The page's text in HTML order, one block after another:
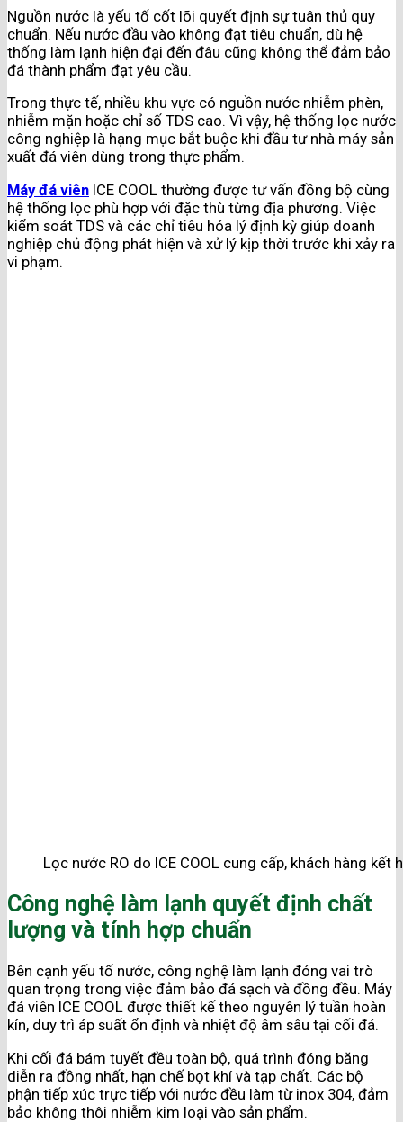
Nguồn nước là yếu tố cốt lõi quyết định sự tuân thủ quy
chuẩn. Nếu nước đầu vào không đạt tiêu chuẩn, dù hệ
thống làm lạnh hiện đại đến đâu cũng không thể đảm bảo
đá thành phẩm đạt yêu cầu.
Trong thực tế, nhiều khu vực có nguồn nước nhiễm phèn,
nhiễm mặn hoặc chỉ số TDS cao. Vì vậy, hệ thống lọc nước
công nghiệp là hạng mục bắt buộc khi đầu tư nhà máy sản
xuất đá viên dùng trong thực phẩm.
Máy đá viên ICE COOL thường được tư vấn đồng bộ cùng
hệ thống lọc phù hợp với đặc thù từng địa phương. Việc
kiểm soát TDS và các chỉ tiêu hóa lý định kỳ giúp doanh
nghiệp chủ động phát hiện và xử lý kịp thời trước khi xảy ra
vi phạm.
Lọc nước RO do ICE COOL cung cấp, khách hàng
Công nghệ làm lạnh quyết định chất
lượng và tính hợp chuẩn
Bên cạnh yếu tố nước, công nghệ làm lạnh đóng vai trò
quan trọng trong việc đảm bảo đá sạch và đồng đều. Máy
đá viên ICE COOL được thiết kế theo nguyên lý tuần hoàn
kín, duy trì áp suất ổn định và nhiệt độ âm sâu tại cối đá.
Khi cối đá bám tuyết đều toàn bộ, quá trình đóng băng
diễn ra đồng nhất, hạn chế bọt khí và tạp chất. Các bộ
phận tiếp xúc trực tiếp với nước đều làm từ inox 304, đảm
bảo không thôi nhiễm kim loại vào sản phẩm.